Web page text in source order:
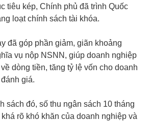
tiêu kép, Chính phủ đã trình Quốc
loạt chính sách tài khóa.
đã góp phần giảm, giãn khoảng
vụ nộp NSNN, giúp doanh nghiệp
dòng tiền, tăng tỷ lệ vốn cho doanh
giá.
sách đó, số thu ngân sách 10 tháng
rõ khó khăn của doanh nghiệp và